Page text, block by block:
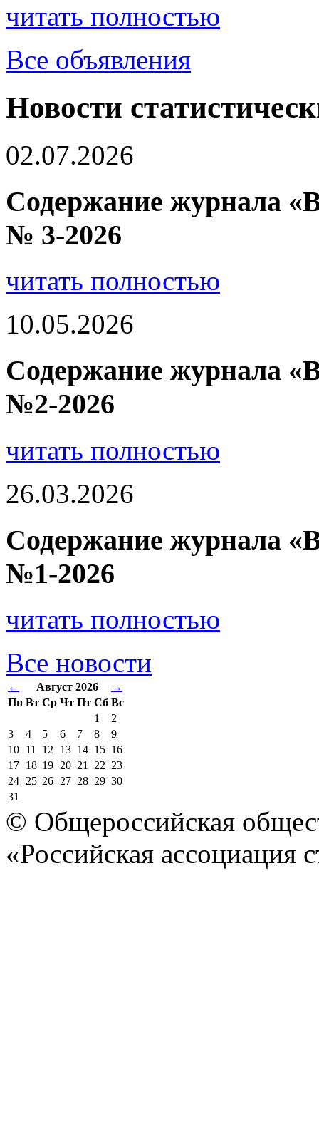
читать полностью
Все объявления
Новости
02.07.2026
Содержание журнала
№ 3-2026
читать полностью
10.05.2026
Содержание журнала
№2-2026
читать полностью
26.03.2026
Содержание журнала
№1-2026
читать полностью
Все новости
← Август 2026
→
Пн Вт Ср Чт Пт Сб Вс
1
2
3
4 5 6 7 8
9
10 11 12 13 14 15 16
17 18 19 20 21 22 23
24 25 26 27 28 29 30
31
© Общероссийская
«Российская ассоциация